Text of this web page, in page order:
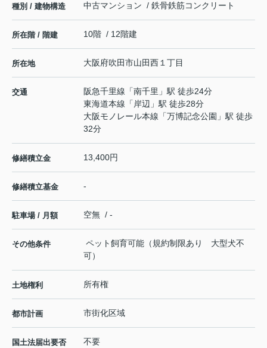
種別 / 建物構造 中古マンション / 鉄骨鉄筋コンクリート
所在階 / 階建 10階 / 12階建
所在地 大阪府吹田市山田西 １丁目
交通 阪急千里線 「南千里 」駅 徒歩24分
東海道本線 「 岸辺 」駅 徒歩28分
大阪モノレール本線 「万博記念公園 」駅 徒歩
32分
修繕積立金 13,400円
修繕積立基金 -
駐車場 / 月額 空無 / -
その他条件
ペット飼育可能（規約制限あり 大型犬不
可）
土地権利 所有権
都市計画 市街化区域
国土法届出要否 不要